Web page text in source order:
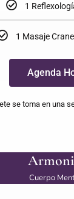
1
1 Masaje
Agenda
se toma en una
Cuerpo